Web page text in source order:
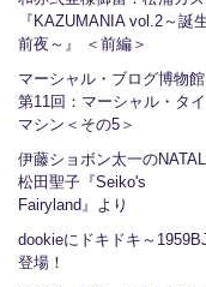
『KAZUMANIA vol.2～誕
前夜～』 ＜前編＞
マーシャル・ブログ博物
第11回：マーシャル・タ
マシン＜その5＞
伊藤ショボン太一のNATAL
松田聖子『Seiko's
Fairyland』より
dookieにドキドキ～
登場！